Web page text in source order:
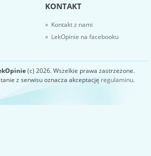
KONTAKT
» Kontakt z nami
» LekOpinie na facebooku
(c) 2026. Wszelkie prawa zastrzeżone.
z serwisu oznacza akceptację regulaminu.